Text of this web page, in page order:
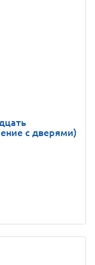
с дверями)